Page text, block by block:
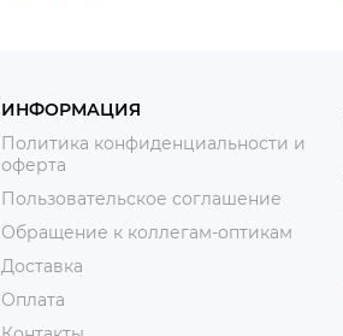
ИНФОРМАЦИЯ
Политика конфиденциальности и
оферта
Пользовательское соглашение
Обращение к коллегам-оптикам
Доставка
Оплата